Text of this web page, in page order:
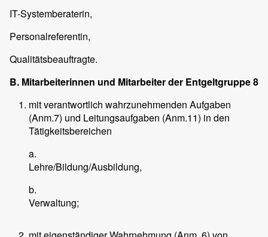
IT-Systemberaterin,
Personalreferentin,
Qualitätsbeauftragte.
B. Mitarbeiterinnen und Mitarbeiter der Entgeltgruppe 8
mit verantwortlich wahrzunehmenden Aufgaben
(Anm.7) und Leitungsaufgaben (Anm.11) in den
Tätigkeitsbereichen
a.
Lehre/Bildung/Ausbildung,
b.
Verwaltung;